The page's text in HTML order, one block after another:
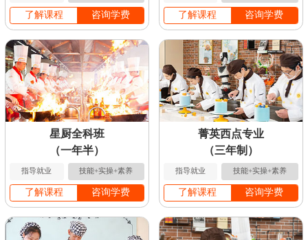
了解课程 咨询学费 了解课程 咨询学费
星厨全科班
（一年半）
指导就业 技能+实操+素养
了解课程 咨询学费
菁英西点专业
（三年制）
指导就业 技能+实操+素养
了解课程 咨询学费